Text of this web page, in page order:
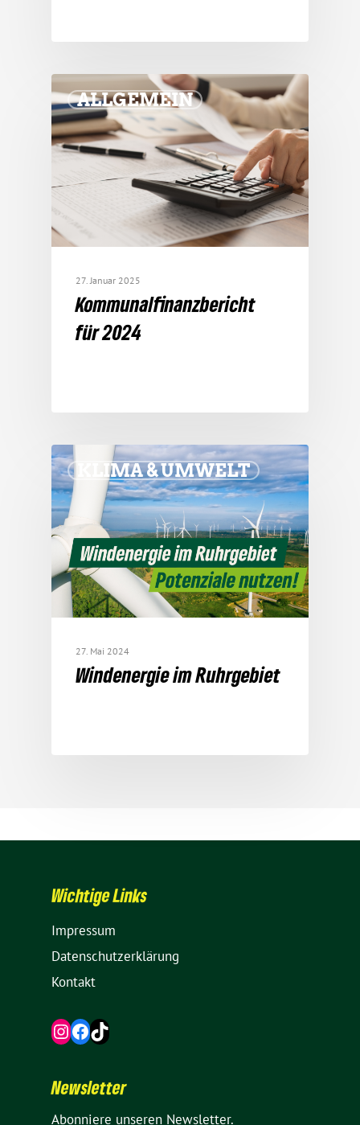
ALLGEMEIN
27. Januar 2025
Kommu­nal­fi­nanz­be­richt
für 2024
KLIMA & UMWELT
27. Mai 2024
Wind­energie im Ruhrgebiet
Wich­tige Links
Impressum
Daten­schutz­er­klä­rung
Kontakt
Instagram
Facebook
TikTok
News­letter
Abon­niere unseren Newsletter.